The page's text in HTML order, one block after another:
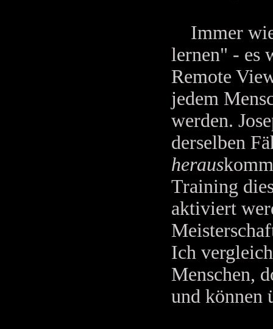
Immer
lernen" - es
Remote
jedem
werden.
derselben
heraus
Training
aktiviert
Ich
Menschen,
und können